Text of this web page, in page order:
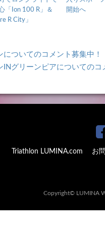
「Ion 100 R」＆
R City」
開始へ
についてのコメント募集中！
グリーンピアについてのコ
Triathlon LUMINA.com お
Copyright© LUMINA